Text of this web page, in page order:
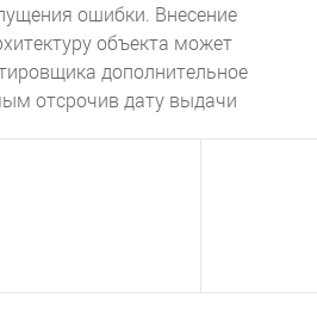
полностью
ошибок и сэкономив
времени.
ошибки. Внесение
объекта может
дополнительное
отсрочив дату выдачи